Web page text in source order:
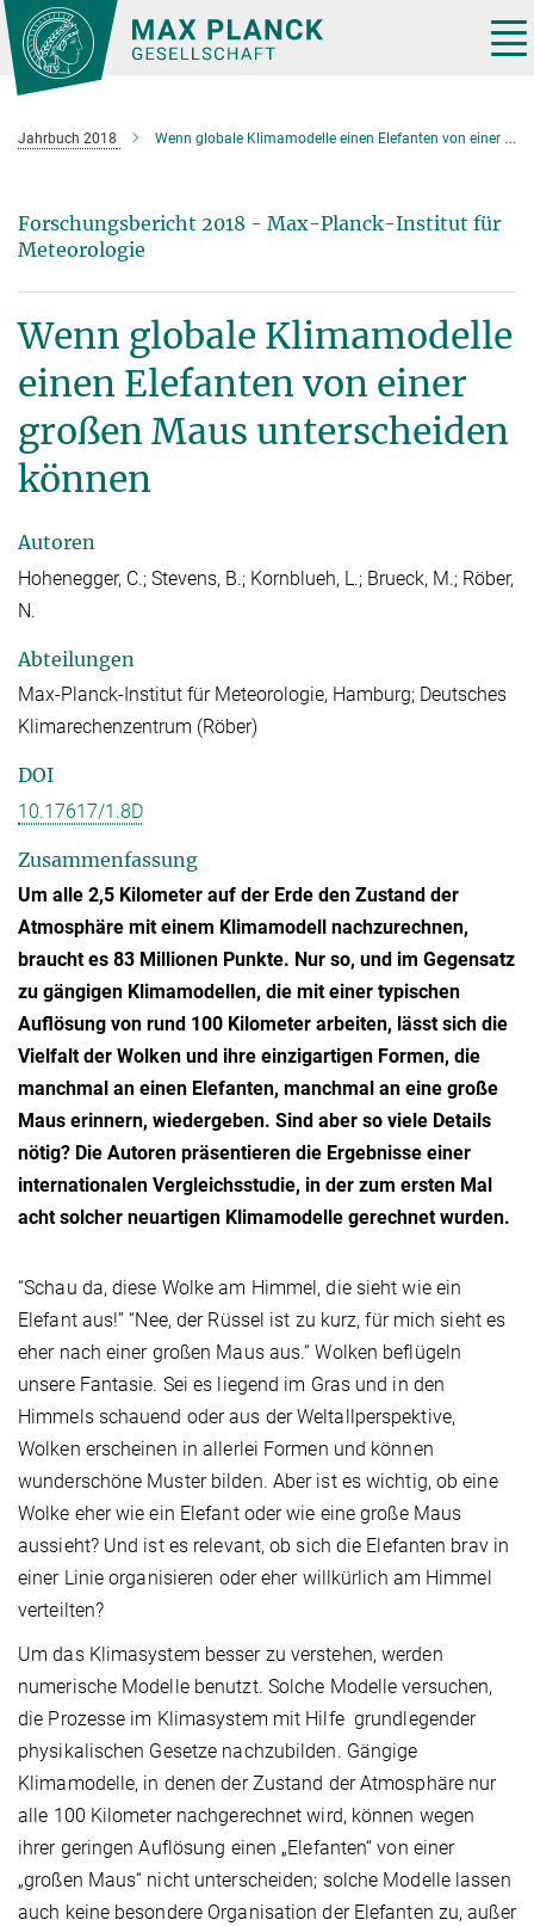
Hauptinhalt
Jahrbuch 2018 Wenn globale Klimamodelle einen Elefanten von einer großen Maus unterscheiden können
Forschungsbericht 2018 - Max-Planck-Institut für
Meteorologie
Wenn globale Klimamodelle
einen Elefanten von einer
großen Maus unterscheiden
können
Autoren
Hohenegger, C.; Stevens, B.; Kornblueh, L.; Brueck, M.; Röber,
N.
Abteilungen
Max-Planck-Institut für Meteorologie, Hamburg; Deutsches
Klimarechenzentrum (Röber)
DOI
10.17617/1.8D
Zusammenfassung
Um alle 2,5 Kilometer auf der Erde den Zustand der
Atmosphäre mit einem Klimamodell nachzurechnen,
braucht es 83 Millionen Punkte. Nur so, und im Gegensatz
zu gängigen Klimamodellen, die mit einer typischen
Auflösung von rund 100 Kilometer arbeiten, lässt sich die
Vielfalt der Wolken und ihre einzigartigen Formen, die
manchmal an einen Elefanten, manchmal an eine große
Maus erinnern, wiedergeben. Sind aber so viele Details
nötig? Die Autoren präsentieren die Ergebnisse einer
internationalen Vergleichsstudie, in der zum ersten Mal
acht solcher neuartigen Klimamodelle gerechnet wurden.
“Schau da, diese Wolke am Himmel, die sieht wie ein
Elefant aus!” “Nee, der Rüssel ist zu kurz, für mich sieht es
eher nach einer großen Maus aus.“ Wolken beflügeln
unsere Fantasie. Sei es liegend im Gras und in den
Himmels schauend oder aus der Weltallperspektive,
Wolken erscheinen in allerlei Formen und können
wunderschöne Muster bilden. Aber ist es wichtig, ob eine
Wolke eher wie ein Elefant oder wie eine große Maus
aussieht? Und ist es relevant, ob sich die Elefanten brav in
einer Linie organisieren oder eher willkürlich am Himmel
verteilten?
Um das Klimasystem besser zu verstehen, werden
numerische Modelle benutzt. Solche Modelle versuchen,
die Prozesse im Klimasystem mit Hilfe grundlegender
physikalischen Gesetze nachzubilden. Gängige
Klimamodelle, in denen der Zustand der Atmosphäre nur
alle 100 Kilometer nachgerechnet wird, können wegen
ihrer geringen Auflösung einen „Elefanten“ von einer
„großen Maus“ nicht unterscheiden; solche Modelle lassen
auch keine besondere Organisation der Elefanten zu, außer